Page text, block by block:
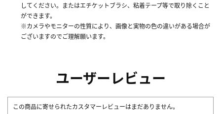
してください。またはエチケットブラシ、粘着テープ等で取り除くこと
ができます。
※カメラやモニターの性質により、画像と実物の色の違いがある場合が
ございますのでご理解願います。
ユーザーレビュー
この商品に寄せられたカスタマーレビューはまだありません。